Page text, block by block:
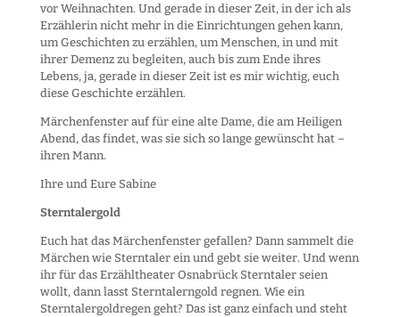
vor Weihnachten. Und gerade in dieser Zeit, in der ich als
Erzählerin nicht mehr in die Einrichtungen gehen kann,
um Geschichten zu erzählen, um Menschen, in und mit
ihrer Demenz zu begleiten, auch bis zum Ende ihres
Lebens, ja, gerade in dieser Zeit ist es mir wichtig, euch
diese Geschichte erzählen.
Märchenfenster auf für eine alte Dame, die am Heiligen
Abend, das findet, was sie sich so lange gewünscht hat –
ihren Mann.
Ihre und Eure Sabine
Sterntalergold
Euch hat das Märchenfenster gefallen? Dann sammelt die
Märchen wie Sterntaler ein und gebt sie weiter. Und wenn
ihr für das Erzähltheater Osnabrück Sterntaler seien
wollt, dann lasst Sterntalerngold regnen. Wie ein
Sterntalergoldregen geht? Das ist ganz einfach und steht